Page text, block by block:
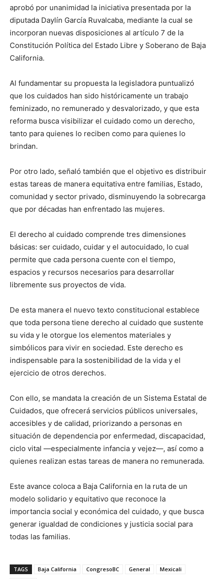
aprobó por unanimidad la iniciativa presentada por la
diputada Daylín García Ruvalcaba, mediante la cual se
incorporan nuevas disposiciones al artículo 7 de la
Constitución Política del Estado Libre y Soberano de Baja
California.
Al fundamentar su propuesta la legisladora puntualizó
que los cuidados han sido históricamente un trabajo
feminizado, no remunerado y desvalorizado, y que esta
reforma busca visibilizar el cuidado como un derecho,
tanto para quienes lo reciben como para quienes lo
brindan.
Por otro lado, señaló también que el objetivo es distribuir
estas tareas de manera equitativa entre familias, Estado,
comunidad y sector privado, disminuyendo la sobrecarga
que por décadas han enfrentado las mujeres.
El derecho al cuidado comprende tres dimensiones
básicas: ser cuidado, cuidar y el autocuidado, lo cual
permite que cada persona cuente con el tiempo,
espacios y recursos necesarios para desarrollar
libremente sus proyectos de vida.
De esta manera el nuevo texto constitucional establece
que toda persona tiene derecho al cuidado que sustente
su vida y le otorgue los elementos materiales y
simbólicos para vivir en sociedad. Este derecho es
indispensable para la sostenibilidad de la vida y el
ejercicio de otros derechos.
Con ello, se mandata la creación de un Sistema Estatal de
Cuidados, que ofrecerá servicios públicos universales,
accesibles y de calidad, priorizando a personas en
situación de dependencia por enfermedad, discapacidad,
ciclo vital —especialmente infancia y vejez—, así como a
quienes realizan estas tareas de manera no remunerada.
Este avance coloca a Baja California en la ruta de un
modelo solidario y equitativo que reconoce la
importancia social y económica del cuidado, y que busca
generar igualdad de condiciones y justicia social para
todas las familias.
TAGS Baja California CongresoBC General
Mexicali